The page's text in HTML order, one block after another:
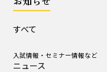
すべて
入試情報・セミナー情報など
ニュース